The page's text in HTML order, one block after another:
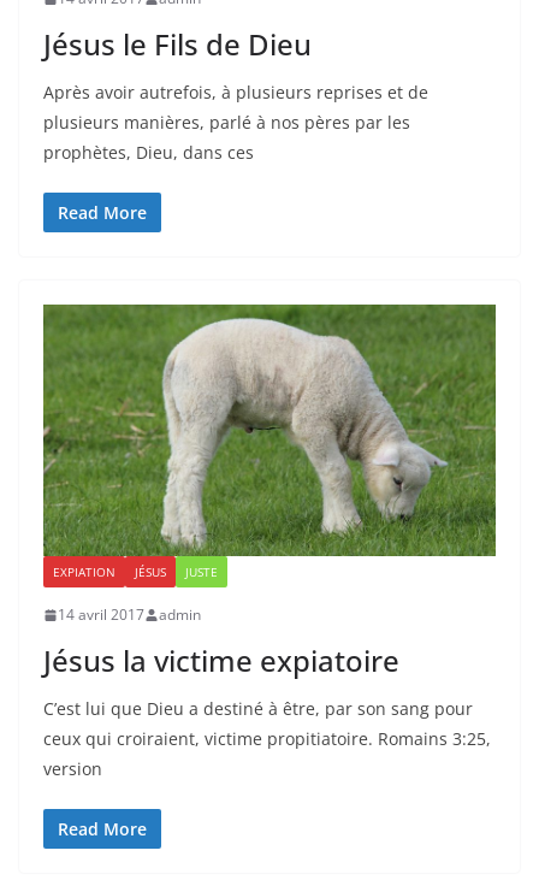
Jésus le Fils de Dieu
Après avoir autrefois, à plusieurs reprises et de
plusieurs manières, parlé à nos pères par les
prophètes, Dieu, dans ces
Read More
EXPIATION JÉSUS JUSTE
14 avril 2017 admin
Jésus la victime expiatoire
C’est lui que Dieu a destiné à être, par son sang pour
ceux qui croiraient, victime propitiatoire. Romains 3:25,
version
Read More